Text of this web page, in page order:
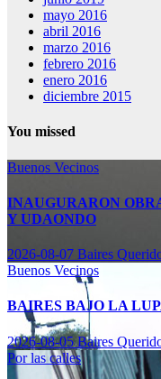
mayo 2016
abril 2016
marzo 2016
febrero 2016
enero 2016
diciembre 2015
You missed
Buenos Vecinos
INAUGURARON
Y UDAONDO
2026-08-07 Baires
Buenos Vecinos
BAIRES BAJO LA
2026-08-05Baires
Por las calles